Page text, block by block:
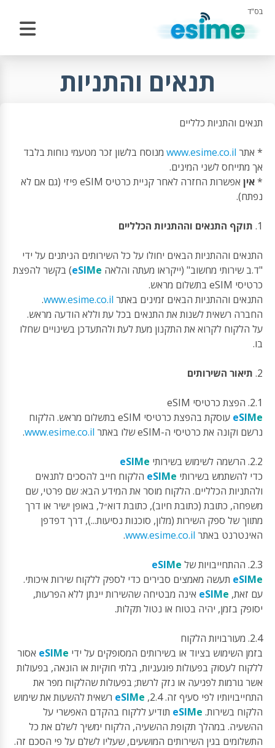
בס"ד
תנאים והתניות
תנאים והתניות כלליים
* אתר www.esime.co.il מנוסח בלשון זכר מטעמי נוחות בלבד
אך מתייחס לשני המינים.
*אין
אפשרות החזרה לאחר קניית כרטיס eSIM פיזי (גם אם לא
נפתח).
1. תוקף התנאים וההתניות הכלליים
התנאים וההתניות הבאים יחולו על כל השירותים הניתנים על ידי
"ד.ב שירותי מחשוב" (ייקראו מעתה והלאה eSIMe) בקשר להפצת
כרטיסי eSIM בתשלום מראש.
התנאים וההתניות הבאים זמינים באתר www.esime.co.il
.
החברה רשאית לשנות את התנאים בכל עת וללא הודעה מראש.
על הלקוח לקרוא את התקנון מעת לעת ולהתעדכן בשינויים שחלו
בו.
2. תיאור השירותים
2.1. הפצת כרטיסי eSIM
eSIMe
עוסקת בהפצת כרטיסי eSIM בתשלום מראש. הלקוח
נרשם וקונה את כרטיסי ה-eSIM שלו באתר
www.esime.co.il
.
2.2. הרשמה לשימוש בשירותי
eSIMe
כדי להשתמש בשירותי eSIMe הלקוח חייב להסכים לתנאים
ולהתניות הכלליים. הלקוח מוסר את המידע הבא: שם פרטי, שם
משפחה, כתובת (כתובת חיוב), כתובת דוא״ל, באופן ישיר או דרך
מתווך של ספק השירות (מלון, סוכנות נסיעות...), דרך דפדפן
האינטרנט באתר www.esime.co.il
.
2.3. ההתחייבויות של
eSIMe
eSIMe תעשה מאמצים סבירים כדי לספק ללקוח שירות איכותי.
עם זאת, eSIMe אינה מבטיחה שהשירות יינתן ללא הפרעות,
יסופק בזמן, יהיה בטוח או נטול תקלות.
2.4. מעורבויות הלקוח
בזמן השימוש בציוד או בשירותים המסופקים על ידי eSIMe אסור
ללקוח לעסוק בפעולות פוגעניות, בלתי חוקיות או הונאה, בפעולות
אשר גורמות לפגיעה או נזק לרשת; בפעולות שהלקוח מפר את
התחייבויותיו לפי סעיף זה. 2.4,
eSIMe רשאית להשעות את שימוש
הלקוח בשירות. eSIMe תודיע ללקוח בהקדם האפשרי על
ההשעיה. במהלך תקופת ההשעיה, הלקוח ימשיך לשלם את כל
התשלומים בגין השירותים המושעים, שעליו לשלם על פי הסכם זה.